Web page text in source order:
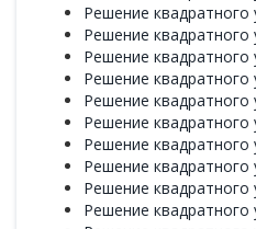
Решение квадратного
Решение квадратного
Решение квадратного
Решение квадратного
Решение квадратного
Решение квадратного
Решение квадратного
Решение квадратного
Решение квадратного
Решение квадратного